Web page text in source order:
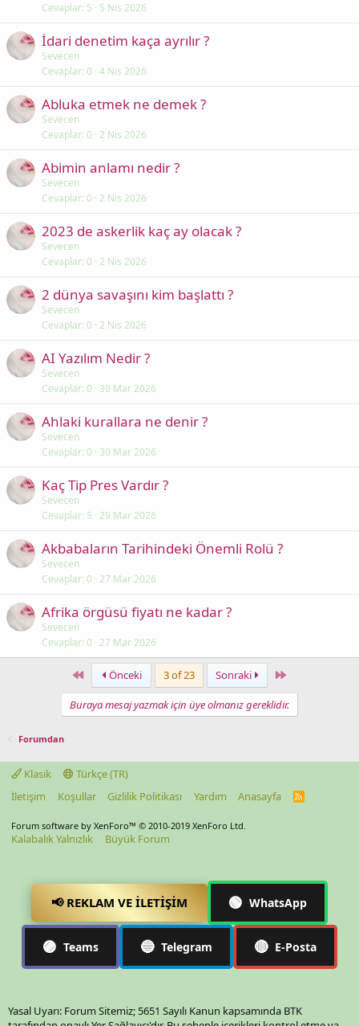
Cevaplar 5 5 Nis 2026
İdari denetim kaça ayrılır ?
Sevecen
Cevaplar 0 4 Nis 2026
Abluka etmek ne demek ?
Sevecen
Cevaplar 0 2 Nis 2026
Abimin anlamı nedir ?
Sevecen
Cevaplar 0 2 Nis 2026
2023 de askerlik kaç ay olacak ?
Sevecen
Cevaplar 0 2 Nis 2026
2 dünya savaşını kim başlattı ?
Sevecen
Cevaplar 0 2 Nis 2026
AI Yazılım Nedir ?
Sevecen
Cevaplar 0 30 Mar 2026
Ahlaki kurallara ne denir ?
Sevecen
Cevaplar 0 30 Mar 2026
Kaç Tip Pres Vardır ?
Sevecen
Cevaplar 5 29 Mar 2026
Akbabaların Tarihindeki Önemli Rolü ?
Sevecen
Cevaplar 0 27 Mar 2026
Afrika örgüsü fiyatı ne kadar ?
Sevecen
Cevaplar 0 27 Mar 2026
First Önceki 3 of 23 Sonraki Last
Buraya mesaj yazmak için üye olmanız gereklidir.
Forumdan
Klasik
Türkçe (TR)
İletişim
Koşullar Gizlilik Politikası Yardım Anasayfa
R
Forum software by XenForo™ © 2010-2019 XenForo Ltd.
Kalabalık Yalnızlık Büyük Forum
📢 REKLAM VE İLETIŞIM 🟢 WhatsApp
🟣 Teams 🔵 Telegram 🔴 E-Posta
Yasal Uyarı: Forum Sitemiz; 5651 Sayılı Kanun kapsamında BTK